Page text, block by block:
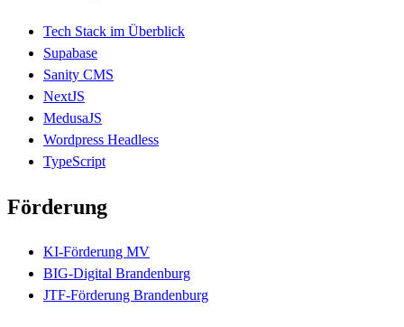
Tech Stack im Überblick
Supabase
Sanity CMS
NextJS
MedusaJS
Wordpress Headless
TypeScript
Förderung
KI-Förderung MV
BIG-Digital Brandenburg
JTF-Förderung Brandenburg